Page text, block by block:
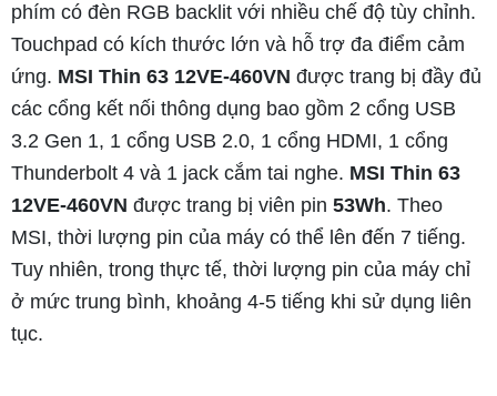
phím có đèn RGB backlit với nhiều chế độ tùy chỉnh.
Touchpad có kích thước lớn và hỗ trợ đa điểm cảm
ứng. MSI Thin 63 12VE-460VN được trang bị đầy đủ
các cổng kết nối thông dụng bao gồm 2 cổng USB
3.2 Gen 1, 1 cổng USB 2.0, 1 cổng HDMI, 1 cổng
Thunderbolt 4 và 1 jack cắm tai nghe. MSI Thin 63
12VE-460VN được trang bị viên pin 53Wh. Theo
MSI, thời lượng pin của máy có thể lên đến 7 tiếng.
Tuy nhiên, trong thực tế, thời lượng pin của máy chỉ
ở mức trung bình, khoảng 4-5 tiếng khi sử dụng liên
tục.